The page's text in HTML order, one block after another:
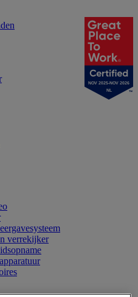
verrekijker
NOV 2025-NOV 2026
NL